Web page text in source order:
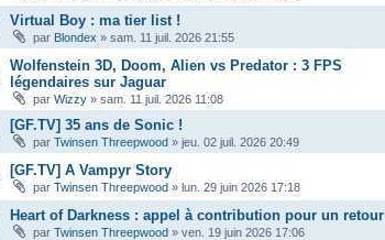
Virtual Boy : ma tier list !
par Blondex » sam. 11 juil. 2026 21:55
Wolfenstein 3D, Doom, Alien vs Predator : 3 FPS
légendaires sur Jaguar
par Wizzy » sam. 11 juil. 2026 11:08
[GF.TV] 35 ans de Sonic !
par Twinsen Threepwood » jeu. 02 juil. 2026 20:49
[GF.TV] A Vampyr Story
par Twinsen Threepwood » lun. 29 juin 2026 17:18
Heart of Darkness : appel à contribution pour un retour
par Twinsen Threepwood » ven. 19 juin 2026 17:06